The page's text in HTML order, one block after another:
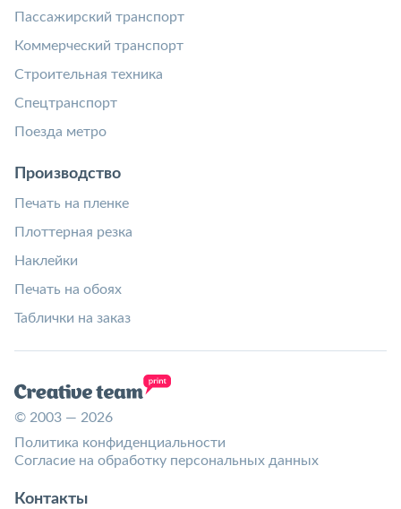
Пассажирский транспорт
Коммерческий транспорт
Строительная техника
Спецтранспорт
Поезда метро
Производство
Печать на пленке
Плоттерная резка
Наклейки
Печать на обоях
Таблички на заказ
© 2003 — 2026
Политика конфиденциальности
Согласие на обработку персональных данных
Контакты